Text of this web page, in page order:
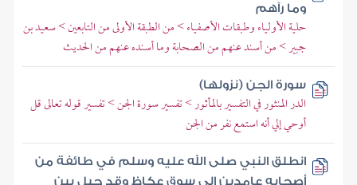
وما رآهم
حلية الأولياء وطبقات الأصفياء > من الطبقة الأولى من التابعين > سعيد بن
جبير > من أسند عنهم من الصحابة وما أسنده عنهم من الحديث
سورة الجن (نزولها)
الدر المنثور في التفسير بالمأثور > تفسير سورة الجن > تفسير قوله تعالى قل
أوحي إلي أنه استمع نفر من الجن
انطلق النبي صلى الله عليه وسلم في طائفة من
أصحابه عامدين إلى سوق عكاظ وقد حيل بين